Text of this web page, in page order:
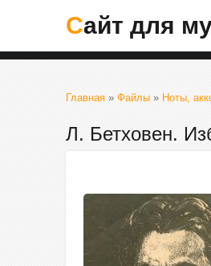
Сайт для
Главная » Файлы » Ноты,
Л. Бетховен.